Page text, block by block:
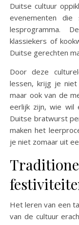
Duitse cultuur
evenementen
lesprogramma.
klassiekers of
Duitse gerechten
Door deze
lessen, krijg je
maar ook van de
eerlijk zijn, wie wil
Duitse bratwurst
maken het
je niet zomaar uit
Het leren van een
van de cultuur